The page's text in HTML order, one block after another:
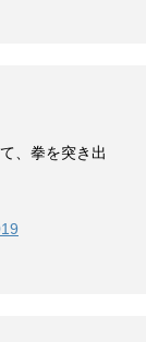
、拳を突き出